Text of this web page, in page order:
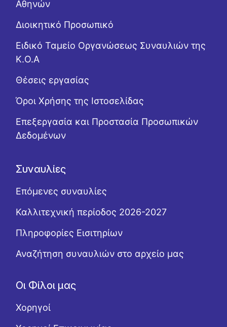
Αθηνών
Διοικητικό Προσωπικό
Ειδικό Ταμείο Οργανώσεως Συναυλιών της
Κ.Ο.Α
Θέσεις εργασίας
Όροι Χρήσης της Ιστοσελίδας
Επεξεργασία και Προστασία Προσωπικών
Δεδομένων
Συναυλίες
Επόμενες συναυλίες
Καλλιτεχνική περίοδος 2026-2027
Πληροφορίες Εισιτηρίων
Αναζήτηση συναυλιών στο αρχείο μας
Οι Φίλοι μας
Χορηγοί